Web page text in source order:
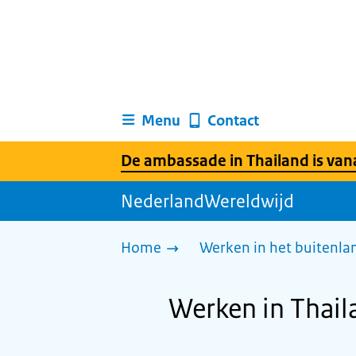
Menu Contact
De ambassade in Thailand is
NederlandWereldwijd
Home Werken in het
Werken in